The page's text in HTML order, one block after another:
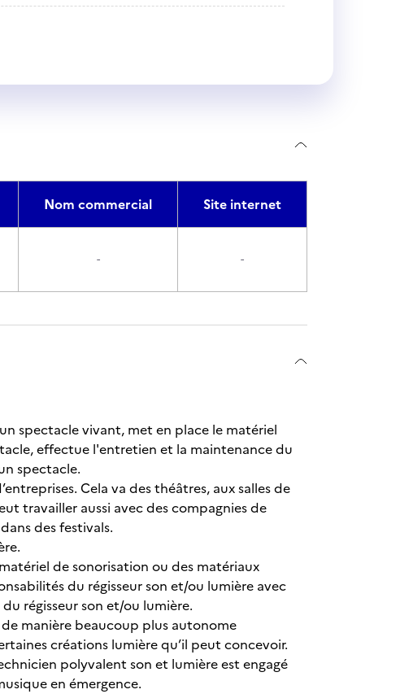
Nom commercial Site internet
- -
spectacle vivant, met en place le matériel
effectue l'entretien et la maintenance du
spectacle.
Cela va des théâtres, aux salles de
travailler aussi avec des compagnies de
des festivals.
de sonorisation ou des matériaux
du régisseur son et/ou lumière avec
régisseur son et/ou lumière.
manière beaucoup plus autonome
créations lumière qu’il peut concevoir.
polyvalent son et lumière est engagé
en émergence.